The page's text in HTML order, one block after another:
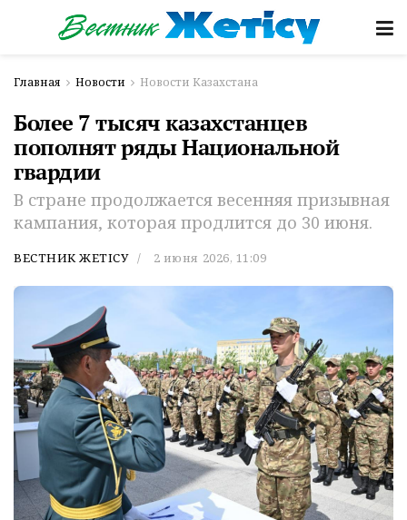
Главная Новости Новости Казахстана
Более 7 тысяч казахстанцев
пополнят ряды Национальной
гвардии
В стране продолжается весенняя призывная
кампания, которая продлится до 30 июня.
ВЕСТНИК ЖЕТІСУ 2 июня 2026, 11:09